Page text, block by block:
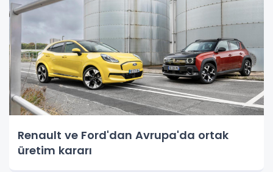
Renault ve Ford'dan Avrupa'da ortak
üretim kararı